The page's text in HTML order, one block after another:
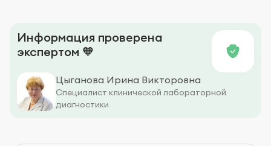
Информация проверена
экспертом 🧡
Цыганова Ирина Викторовна
Специалист клинической лабораторной
диагностики